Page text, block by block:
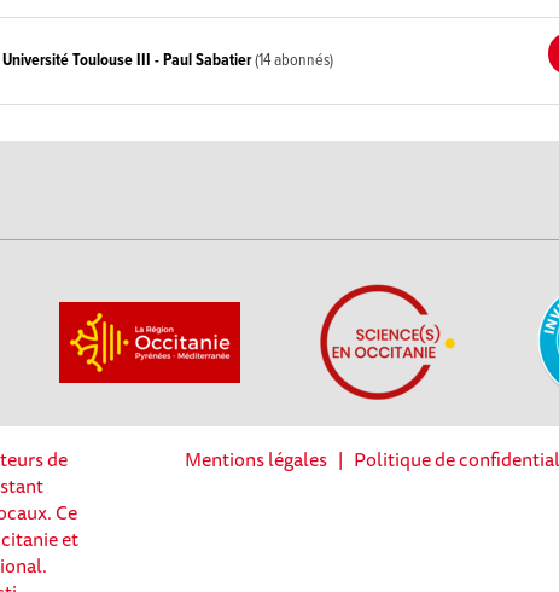
Université Toulouse III - Paul Sabatier(14 abonnés)
de
Ce
et
Mentions légales| Politique de